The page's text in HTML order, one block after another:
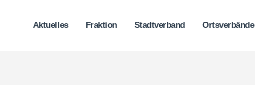
Aktuelles Fraktion Stadtverband Ortsverbände